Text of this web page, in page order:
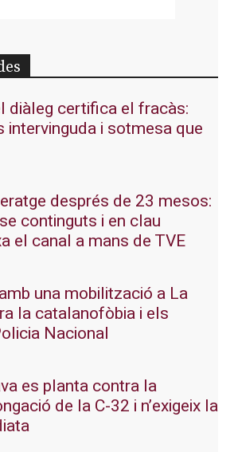
diàleg certifica el fracàs:
intervinguda i sotmesa que
després de 23 mesos:
continguts i en clau
el canal a mans de TVE
una mobilització a La
la catalanofòbia i els
Nacional
es planta contra la
de la C-32 i n’exigeix la